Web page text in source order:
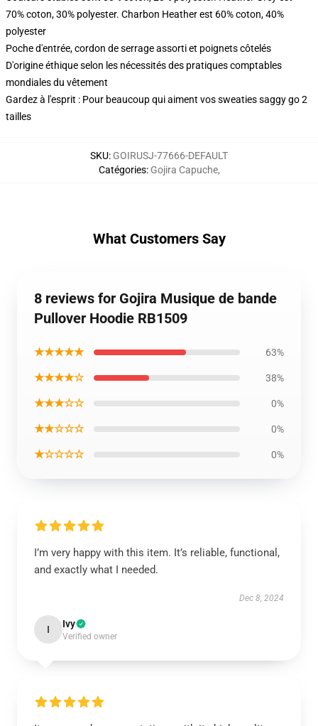
70% coton, 30% polyester. Charbon Heather est 60% coton, 40%
polyester
Poche d'entrée, cordon de serrage assorti et poignets côtelés
D'origine éthique selon les nécessités des pratiques comptables
mondiales du vêtement
Gardez à l'esprit : Pour beaucoup qui aiment vos sweaties saggy go 2
tailles
SKU: GOIRUSJ-77666-DEFAULT
Catégories: Gojira Capuche,
What Customers Say
8 reviews for Gojira Musique de bande
Pullover Hoodie RB1509
★★★★★ 63%
★★★★☆ 38%
★★★☆☆ 0%
★★☆☆☆ 0%
★☆☆☆☆ 0%
I’m very happy with this item. It’s reliable, functional,
and exactly what I needed.
Dec 8, 2024
I Ivy
Verified owner